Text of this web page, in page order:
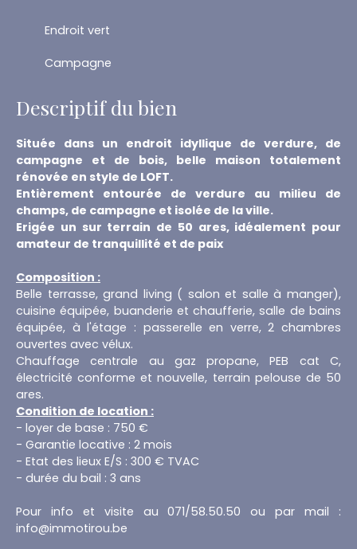
Endroit vert
Campagne
Descriptif du bien
Située dans un endroit idyllique de verdure, de
campagne et de bois, belle maison totalement
rénovée en style de LOFT.
Entièrement entourée de verdure au milieu de
champs, de campagne et isolée de la ville.
Erigée un sur terrain de 50 ares, idéalement pour
amateur de tranquillité et de paix
Composition :
Belle terrasse, grand living ( salon et salle à manger),
cuisine équipée, buanderie et chaufferie, salle de bains
équipée, à l'étage : passerelle en verre, 2 chambres
ouvertes avec vélux.
Chauffage centrale au gaz propane, PEB cat C,
électricité conforme et nouvelle, terrain pelouse de 50
ares.
Condition de location :
- loyer de base : 750 €
- Garantie locative : 2 mois
- Etat des lieux E/S : 300 € TVAC
- durée du bail : 3 ans
Pour info et visite au 071/58.50.50 ou par mail :
info@immotirou.be